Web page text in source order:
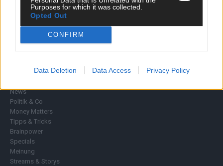
Purposes for which it was collected.
Opted Out
CONFIRM
Data Deletion Data Access Privacy Policy
DIREKT ZUM THEMA
News
Politik & Co
Money Matters
Tipps & Tricks
Brainpower
Specials
Meinung
Streams & Storys